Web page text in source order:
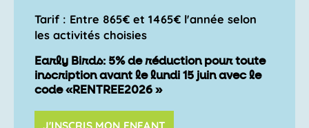
Tarif : Entre 865€ et 1465€ l'année selon
les activités choisies
Early Birds: 5% de réduction pour toute
inscription avant le lundi 15 juin avec le
code «RENTREE2026 »
J'INSCRIS MON ENFANT